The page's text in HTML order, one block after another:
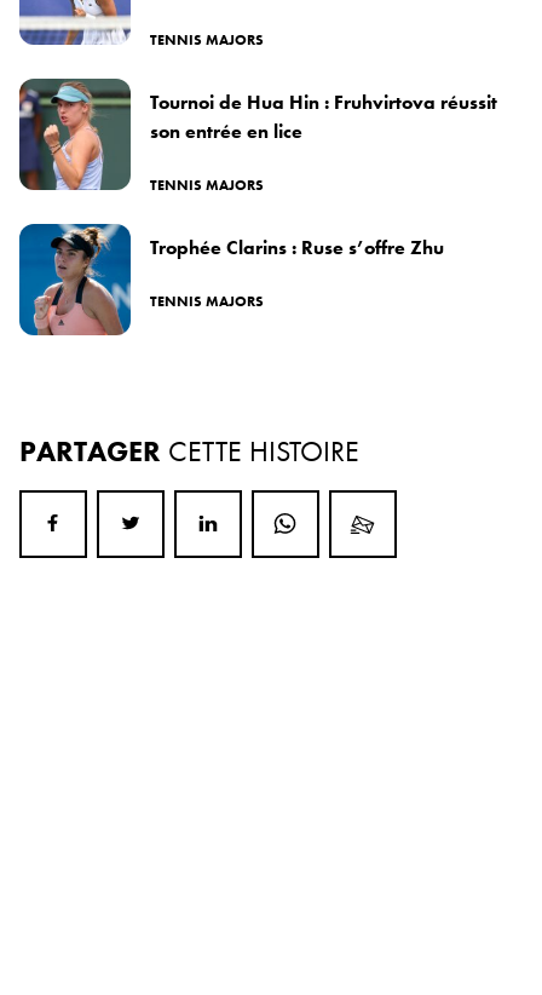
TENNIS MAJORS
Tournoi de Hua Hin : Fruhvirtova réussit
son entrée en lice
TENNIS MAJORS
Trophée Clarins : Ruse s’offre Zhu
TENNIS MAJORS
PARTAGER CETTE HISTOIRE